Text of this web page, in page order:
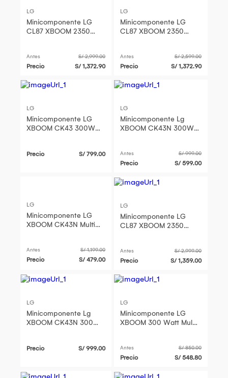
LG
Minicomponente LG
CL87 XBOOM 2350
Antes S/ 2,999.00
Precio S/ 1,372.90
LG
Minicomponente LG
CL87 XBOOM 2350
Antes S/ 2,599.00
Precio S/ 1,372.90
LG
Minicomponente LG
XBOOM CK43 300W
Precio S/ 799.00
LG
Minicomponente Lg
XBOOM CK43N 300W
Antes S/ 999.00
Precio S/ 599.00
LG
Minicomponente LG
XBOOM CK43N Multi
Antes S/ 1,199.00
Precio S/ 479.00
LG
Minicomponente LG
CL87 XBOOM 2350
Antes S/ 2,999.00
Precio S/ 1,359.00
LG
Minicomponente Lg
XBOOM CK43N 300W
Precio S/ 999.00
LG
Minicomponente LG
XBOOM 300 Watt Multi
Antes S/ 850.00
Precio S/ 548.80